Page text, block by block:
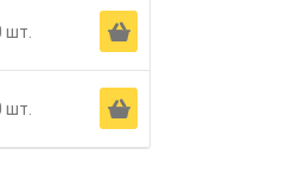
шт. Ä
шт. Ä